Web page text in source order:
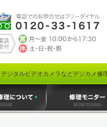
ジタルビデオカメラなどデジカメ修